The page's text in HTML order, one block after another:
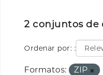
2 conjuntos de
Ordenar por:
Formatos: ZIP